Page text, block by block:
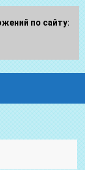
по сайту: